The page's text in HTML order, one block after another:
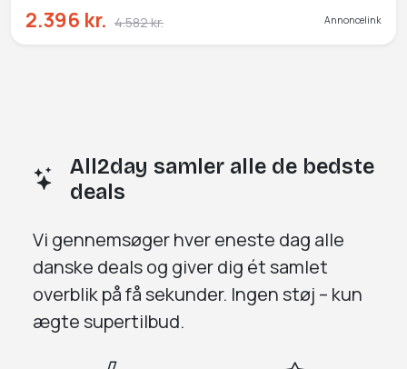
2.396 kr. 4.582 kr. Annoncelink
All2day samler alle de bedste
deals
Vi gennemsøgerhver eneste dag alle
danske deals og giver dig ét samlet
overblik på få sekunder. Ingen støj – kun
ægte supertilbud.